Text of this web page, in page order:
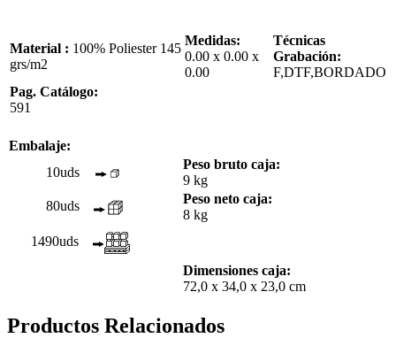
Material : 100% Poliester 145
grs/m2
Medidas:
0.00 x 0.00 x
0.00
Técnicas
Grabación:
F,DTF,BORDADO
Pag. Catálogo:
591
Embalaje:
10uds
Peso bruto caja:
9 kg
80uds
Peso neto caja:
8 kg
1490uds
Dimensiones caja:
72,0 x 34,0 x 23,0 cm
Productos Relacionados